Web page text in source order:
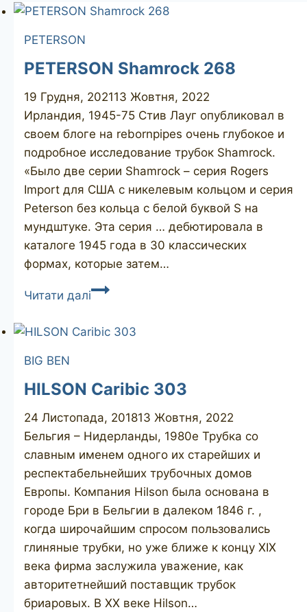
PETERSON
PETERSON Shamrock 268
19 Грудня, 202113 Жовтня, 2022
Ирландия, 1945-75 Стив Лауг опубликовал в
своем блоге на rebornpipes очень глубокое и
подробное исследование трубок Shamrock.
«Было две серии Shamrock – серия Rogers
Import для США с никелевым кольцом и серия
Peterson без кольца с белой буквой S на
мундштуке. Эта серия … дебютировала в
каталоге 1945 года в 30 классических
формах, которые затем…
Читати даліPETERSON
268
BIG BEN
HILSON Caribic 303
24 Листопада, 201813 Жовтня, 2022
Бельгия – Нидерланды, 1980е Трубка со
славным именем одного их старейших и
респектабельнейших трубочных домов
Европы. Компания Hilson была основана в
городе Бри в Бельгии в далеком 1846 г. ,
когда широчайшим спросом пользовались
глиняные трубки, но уже ближе к концу XIX
века фирма заслужила уважение, как
авторитетнейший поставщик трубок
бриаровых. В XX веке Hilson…